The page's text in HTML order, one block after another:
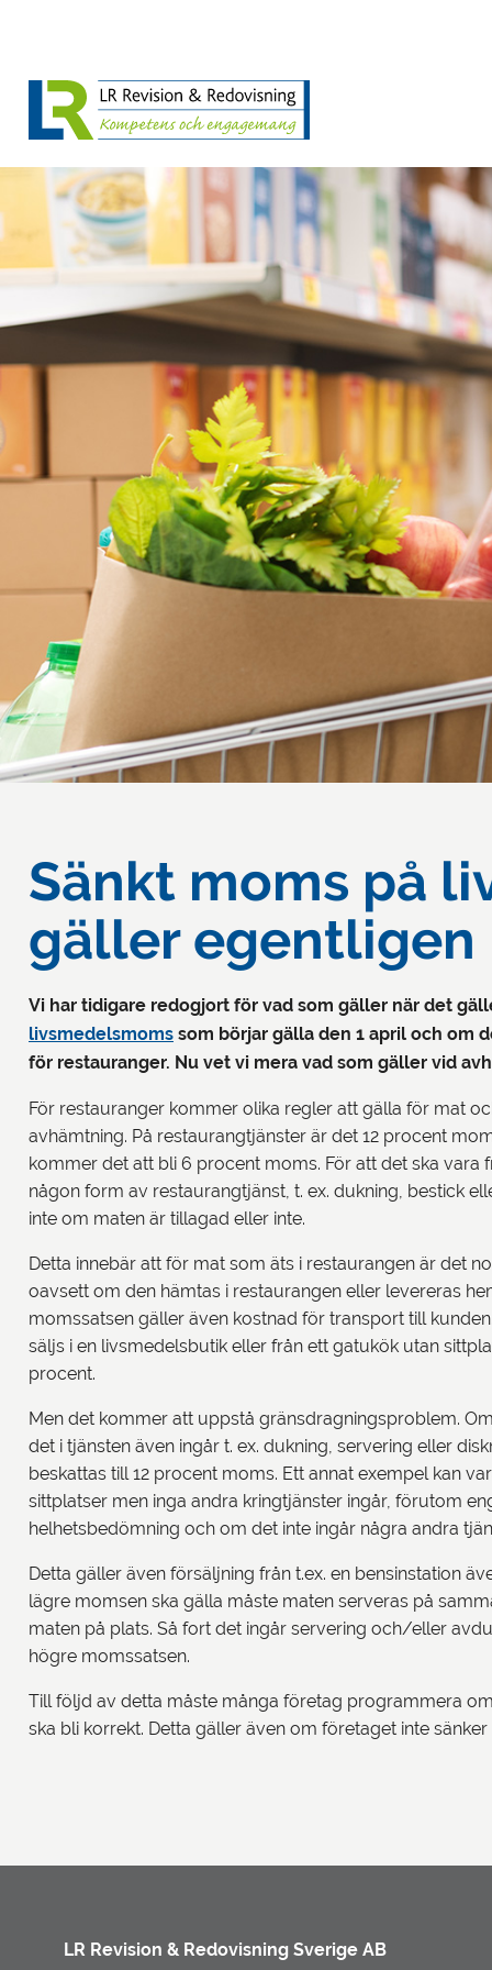
Sänkt moms på
gäller egentligen
Vi har tidigare redogjort för vad som gäller när det
livsmedelsmoms som börjar gälla den 1 april och om
för restauranger. Nu vet vi mera vad som gäller vid
För restauranger kommer olika regler att gälla för mat
avhämtning. På restaurangtjänster är det 12 procent
kommer det att bli 6 procent moms. För att det ska vara
någon form av restaurangtjänst, t. ex. dukning, bestick
inte om maten är tillagad eller inte.
Detta innebär att för mat som äts i restaurangen är det
oavsett om den hämtas i restaurangen eller levereras
momssatsen gäller även kostnad för transport till
säljs i en livsmedelsbutik eller från ett gatukök utan
procent.
Men det kommer att uppstå gränsdragningsproblem.
det i tjänsten även ingår t. ex. dukning, servering eller
beskattas till 12 procent moms. Ett annat exempel kan
sittplatser men inga andra kringtjänster ingår, förutom
helhetsbedömning och om det inte ingår några andra
Detta gäller även försäljning från t.ex. en bensinstation
lägre momsen ska gälla måste maten serveras på
maten på plats. Så fort det ingår servering och/eller
högre momssatsen.
Till följd av detta måste många företag programmera
ska bli korrekt. Detta gäller även om företaget inte
LR Revision & Redovisning Sverige AB